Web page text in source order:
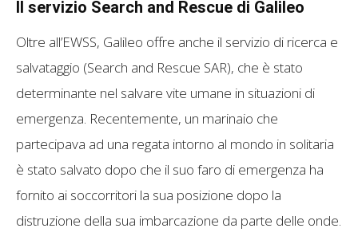
Il servizio Search and Rescue di Galileo
Oltre all’EWSS, Galileo offre anche il servizio di ricerca e
salvataggio (Search and Rescue SAR), che è stato
determinante nel salvare vite umane in situazioni di
emergenza. Recentemente, un marinaio che
partecipava ad una regata intorno al mondo in solitaria
è stato salvato dopo che il suo faro di emergenza ha
fornito ai soccorritori la sua posizione dopo la
distruzione della sua imbarcazione da parte delle onde.